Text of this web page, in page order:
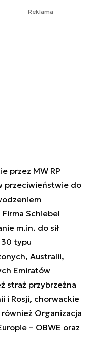
Reklama
przez MW RP
przeciwieństwie do
Schiebel
m.in. do sił
typu
Australii,
Emiratów
straż przybrzeżna
i Rosji, chorwackie
Organizacja
– OBWE oraz